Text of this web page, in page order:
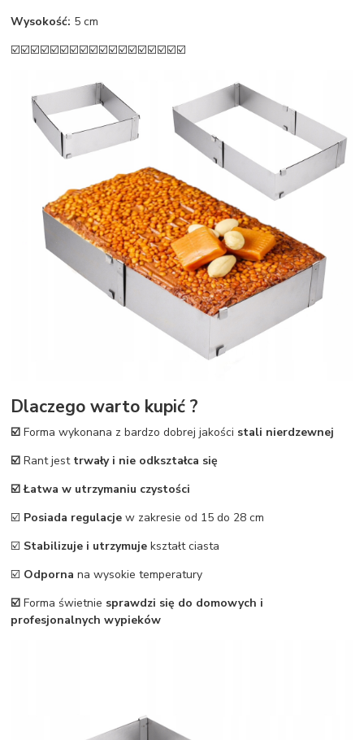
Wysokość: 5 cm
☑️☑️☑️☑️☑️☑️☑️☑️☑️☑️☑️☑️☑️☑️☑️☑️☑️☑️
Dlaczego warto kupić ?
☑️Forma wykonana z bardzo dobrej jakości stali nierdzewnej
☑️Rant jesttrwały i nie odkształca się
☑️ Łatwa w utrzymaniu czystości
☑️ Posiada regulacje w zakresie od 15 do 28 cm
☑️ Stabilizuje i utrzymuje kształt ciasta
☑️ Odporna na wysokie temperatury
☑️Forma świetnie sprawdzi się do domowych i
profesjonalnych wypieków